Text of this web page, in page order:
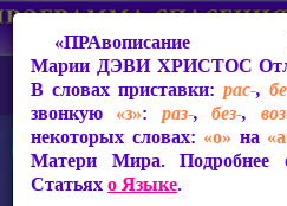
Марии ДЭВИ ХРИСТОС
В словах приставки: рас-,
звонкую «з»: раз-,без-,
некоторых словах: «о» на
Матери Мира.
Статьяхо Языке.